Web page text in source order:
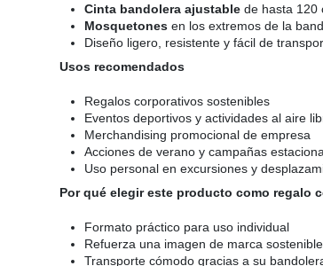
Cinta bandolera ajustable de hasta 120
Mosquetones en los extremos de la
Diseño ligero, resistente y fácil de
Usos recomendados
Regalos corporativos sostenibles
Eventos deportivos y actividades al aire
Merchandising promocional de empresa
Acciones de verano y campañas
Uso personal en excursiones y
Por qué elegir este producto como regalo
Formato práctico para uso individual
Refuerza una imagen de marca sostenible
Transporte cómodo gracias a su